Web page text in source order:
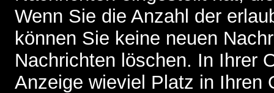
Wenn Sie die Anzahl der
können Sie keine neuen
Nachrichten löschen. In Ihrer
Anzeige wieviel Platz in Ihren